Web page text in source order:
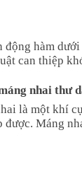
động hàm
can thiệp
nhai thư
là một khí
được. Máng